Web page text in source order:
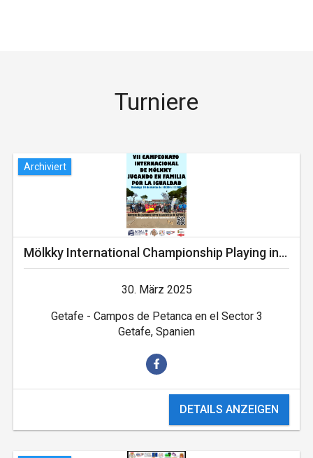
Turniere
Archiviert
Mölkky International Championship Playing in Family
30. März 2025
Getafe - Campos de Petanca en el Sector 3
Getafe, Spanien
DETAILS ANZEIGEN